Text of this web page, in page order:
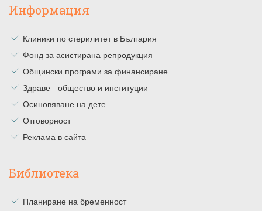
Информация
Клиники по стерилитет в България
Фонд за асистирана репродукция
Общински програми за финансиране
Здраве - общество и институции
Осиновяване на дете
Отговорност
Реклама в сайта
Библиотека
Планиране на бременност